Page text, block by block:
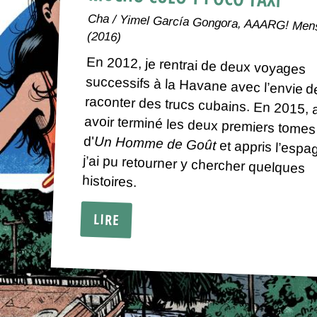
Cha / Yimel García Gongora, AAARG!
(2016)
En 2012, je rentrai de deux voyages
successifs à la Havane avec l’envie de
raconter des trucs cubains. En 2015, après
avoir terminé les deux premiers tomes
d'Un Homme de Goûtet appris
j’ai pu retourner y chercher
histoires.
LIRE